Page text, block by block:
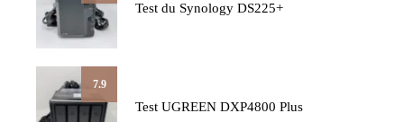
Test du Synology DS225+
7.9
Test UGREEN DXP4800 Plus